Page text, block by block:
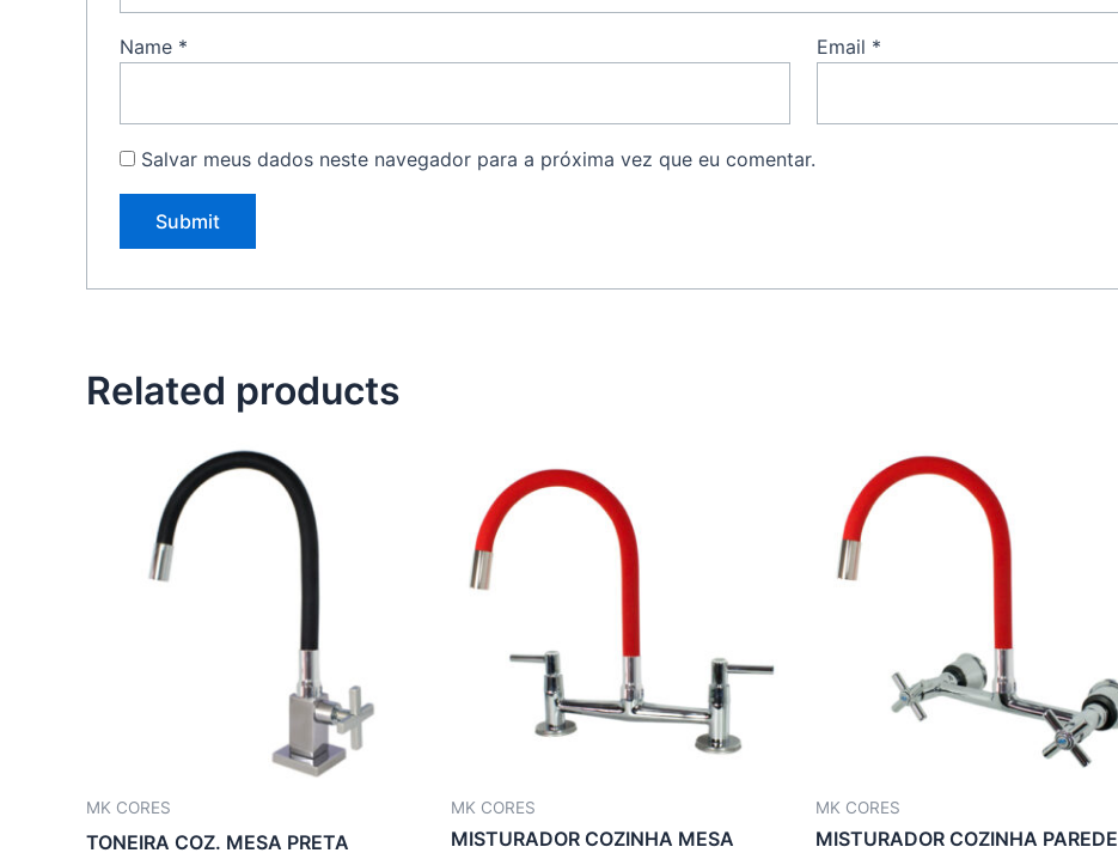
Name * Email *
Salvar meus dados neste navegador para a próxima vez que eu comentar.
Related products
MK CORES
TONEIRA COZ. MESA PRETA
MK CORES
MISTURADOR COZINHA MESA
MK CORES
MISTURADOR COZINHA PAREDE